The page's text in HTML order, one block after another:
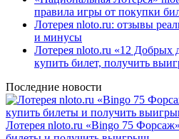
правила игры от покупки
Лотерея nloto.ru: отзывы
и минусы
Лотерея nloto.ru «12 Добрых
купить билет, получить
Последние новости
Лотерея nloto.ru «Bingo 75